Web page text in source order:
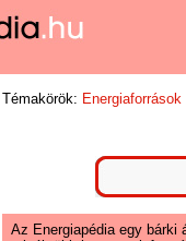
Témakörök: Energiaforrások
Az Energiapédia egy bárki